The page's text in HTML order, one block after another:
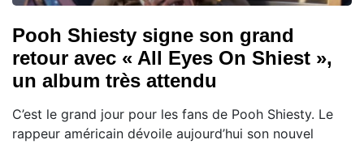
Pooh Shiesty signe son grand
retour avec « All Eyes On Shiest »,
un album très attendu
C’est le grand jour pour les fans de Pooh Shiesty. Le
rappeur américain dévoile aujourd’hui son nouvel